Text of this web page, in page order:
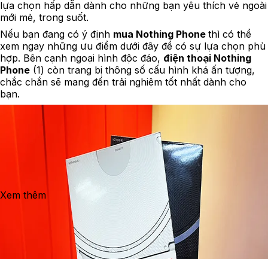
lựa chọn hấp dẫn dành cho những bạn yêu thích vẻ ngoài
mới mẻ, trong suốt.
Nếu bạn đang có ý định mua Nothing Phone thì có thể
xem ngay những ưu điểm dưới đây để có sự lựa chọn phù
hợp. Bên cạnh ngoại hình độc đáo, điện thoại Nothing
Phone (1) còn trang bị thông số cấu hình khá ấn tượng,
chắc chắn sẽ mang đến trải nghiệm tốt nhất dành cho
bạn.
Xem thêm